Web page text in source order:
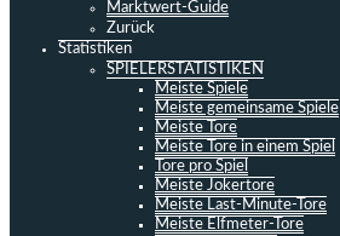
Marktwert-Guide
Zurück
Statistiken
SPIELERSTATISTIKEN
Meiste Spiele
Meiste gemeinsame Spiele
Meiste Tore
Meiste Tore in einem Spiel
Tore pro Spiel
Meiste Jokertore
Meiste Last-Minute-Tore
Meiste Elfmeter-Tore